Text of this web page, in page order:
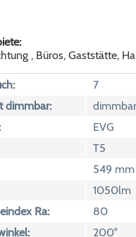
, Büros, Gaststätte,
7
dimmbar:
dimmbar
EVG
T5
549 mm
1050lm
Ra:
80
200°